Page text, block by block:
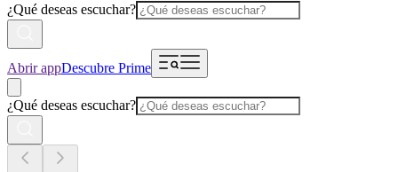
¿Qué deseas escuchar?
Abrir appDescubre Prime
¿Qué deseas escuchar?